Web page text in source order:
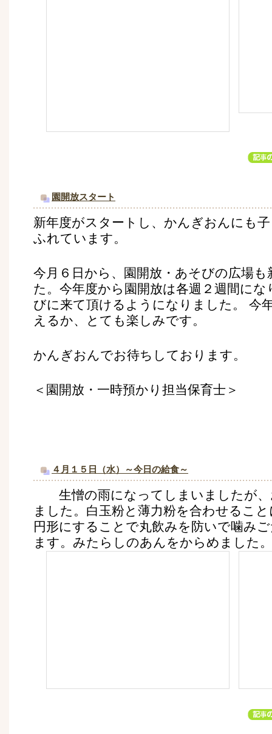
園開放スタート
新年度がスタートし、かんぎおんにも
ふれています。
今月６日から、園開放・あそびの広場
た。今年度から園開放は各週２週間に
びに来て頂けるようになりました。 今
えるか、とても楽しみです。
かんぎおんでお待ちしております。
＜園開放・一時預かり担当保育士＞
４月１５日（水）～今日の給食～
生憎の雨になってしまいましたが、
ました。白玉粉と薄力粉を合わせるこ
円形にすることで丸飲みを防いで噛み
ます。みたらしのあんをからめました。